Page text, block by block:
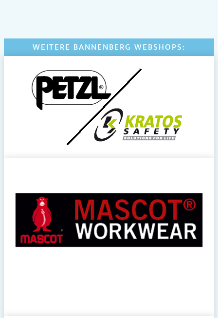
WEITERE BANNENBERG WEBSHOPS: